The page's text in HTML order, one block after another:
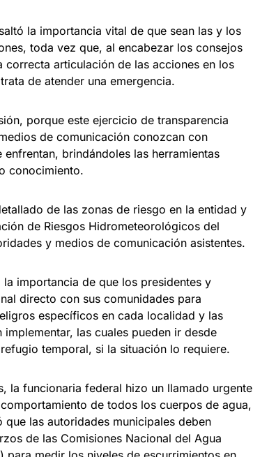
la importancia vital de que sean las y los
toda vez que, al encabezar los consejos
articulación de las acciones en los
de atender una emergencia.
porque este ejercicio de transparencia
de comunicación conozcan con
brindándoles las herramientas
conocimiento.
de las zonas de riesgo en la entidad y
de Riesgos Hidrometeorológicos del
y medios de comunicación asistentes.
importancia de que los presidentes y
directo con sus comunidades para
específicos en cada localidad y las
las cuales pueden ir desde
temporal, si la situación lo requiere.
la funcionaria federal hizo un llamado urgente
de todos los cuerpos de agua,
las autoridades municipales deben
de las Comisiones Nacional del Agua